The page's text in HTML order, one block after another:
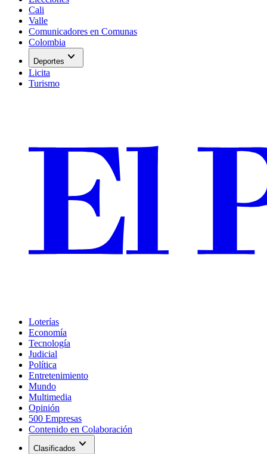
Cali
Valle
Comunicadores en Comunas
Colombia
Deportes expand_more
Licita
Turismo
Loterías
Economía
Tecnología
Judicial
Política
Entretenimiento
Mundo
Multimedia
Opinión
500 Empresas
Contenido en Colaboración
Clasificados expand_more